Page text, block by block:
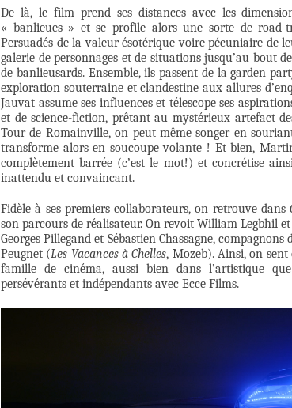
De là, le film prend ses distances avec les
« banlieues » et se profile alors une sorte de
Persuadés de la valeur ésotérique voire pécuniaire de
galerie de personnages et de situations jusqu’au bout
de banlieusards. Ensemble, ils passent de la garden
exploration souterraine et clandestine aux allures
Jauvat assume ses influences et télescope ses
et de science-fiction, prêtant au mystérieux artefact
Tour de Romainville, on peut même songer en
transforme alors en soucoupe volante ! Et bien,
complètement barrée (c’est le mot!) et concrétise
inattendu et convaincant.
Fidèle à ses premiers collaborateurs, on retrouve dans
son parcours de réalisateur. On revoit William Legbhil
Georges Pillegand et Sébastien Chassagne,
Peugnet (Les Vacances à Chelles, Mozeb). Ainsi, on
famille de cinéma, aussi bien dans l’artistique
persévérants et indépendants avec Ecce Films.